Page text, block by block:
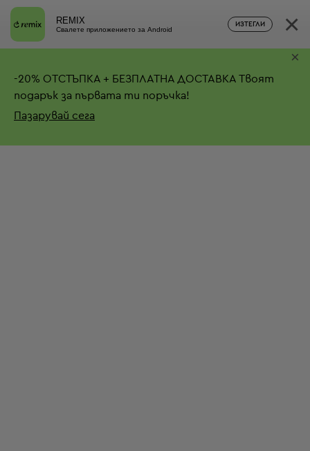
REMIX
Свалете приложението за Android
ИЗТЕГЛИ ×
-20% ОТСТЪПКА + БЕЗПЛАТНА ДОСТАВКА Твоят
подарък за първата ти поръчка!
Пазарувай сега
×